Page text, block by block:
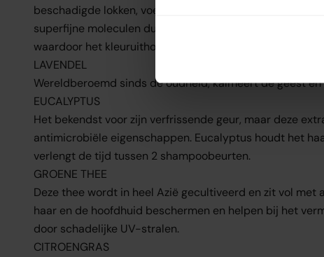
beschadigde lokken, voedt en onderhoudt de haarfollikel
superfijne moleculen duwen kleurpigmentatie diep in
waardoor het kleuruithoudingsvermogen aanzienlijk
LAVENDEL
Wereldberoemd sinds de oudheid, kalmeert de geest
EUCALYPTUS
Het bekendst voor zijn verfrissende geur, maar deze
antimicrobiële eigenschappen. Eucalyptus houdt het
verlengt de tijd tussen 2 shampoobeurten.
GROENE THEE
Deze thee wordt in heel Azië gecultiveerd en zit vol met
haar en de hoofdhuid beschermen en helpen bij het
door schadelijke UV-stralen.
CITROENGRAS